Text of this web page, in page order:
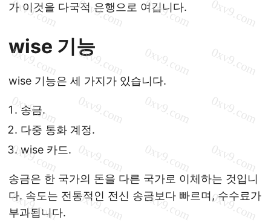
가 이것을 다국적 은행으로 여깁니다.
wise 기능
wise 기능은 세 가지가 있습니다.
송금.
다중 통화 계정.
wise 카드.
송금은 한 국가의 돈을 다른 국가로 이체하는 것입니
다. 속도는 전통적인 전신 송금보다 빠르며, 수수료가
부과됩니다.